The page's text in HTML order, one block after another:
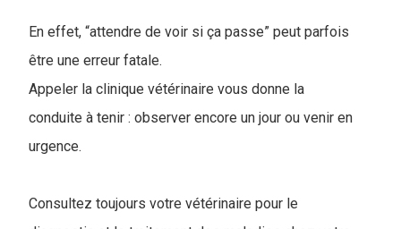
En effet, “attendre de voir si ça passe” peut parfois
être une erreur fatale.
Appeler la clinique vétérinaire vous donne la
conduite à tenir : observer encore un jour ou venir en
urgence.
Consultez toujours votre vétérinaire pour le